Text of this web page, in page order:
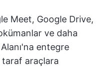
Meet, Google Drive,
ve daha
Alanı'na entegre
taraf araçlara